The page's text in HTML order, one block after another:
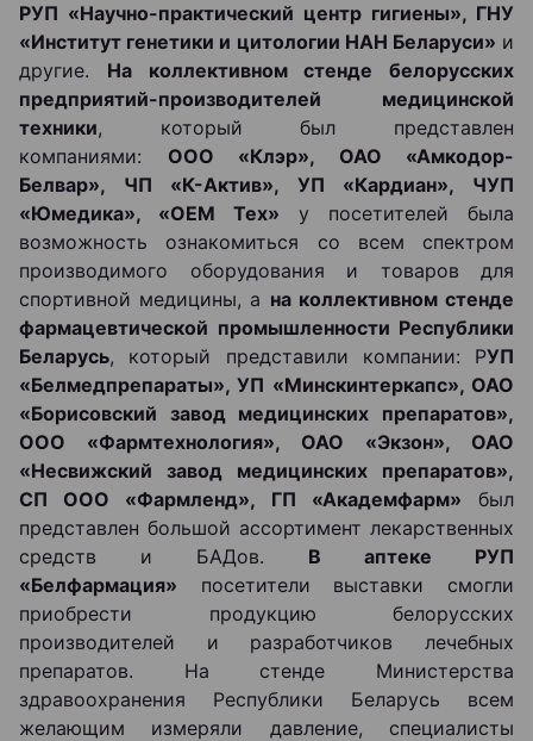
РУП «Научно-практический центр гигиены», ГНУ
«Институт генетики и цитологии НАН Беларуси» и
другие. На коллективном стенде белорусских
предприятий-производителей медицинской
техники, который был представлен
компаниями: ООО «Клэр», ОАО «Амкодор-
Белвар», ЧП «К-Актив», УП «Кардиан», ЧУП
«Юмедика», «ОЕМ Тех» у посетителей была
возможность ознакомиться со всем спектром
производимого оборудования и товаров для
спортивной медицины, а на коллективном стенде
фармацевтической промышленности Республики
Беларусь, который представили компании: РУП
«Белмедпрепараты», УП «Минскинтеркапс», ОАО
«Борисовский завод медицинских препаратов»,
ООО «Фармтехнология», ОАО «Экзон», ОАО
«Несвижский завод медицинских препаратов»,
СП ООО «Фармленд», ГП «Академфарм» был
представлен большой ассортимент лекарственных
средств и БАДов. В аптеке РУП
«Белфармация» посетители выставки смогли
приобрести продукцию белорусских
производителей и разработчиков лечебных
препаратов. На стенде Министерства
здравоохранения Республики Беларусь всем
желающим измеряли давление, специалисты